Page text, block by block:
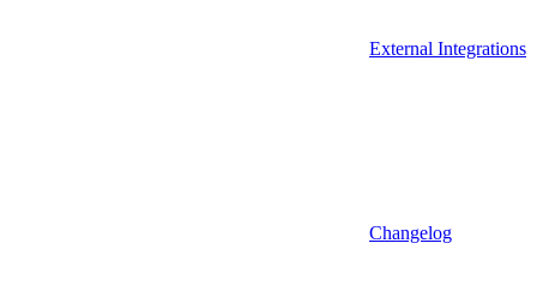
External Integrations
Changelog